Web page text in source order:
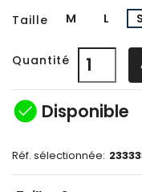
Taille
M L S
Quantité
check_circle Disponible
Réf. sélectionnée: